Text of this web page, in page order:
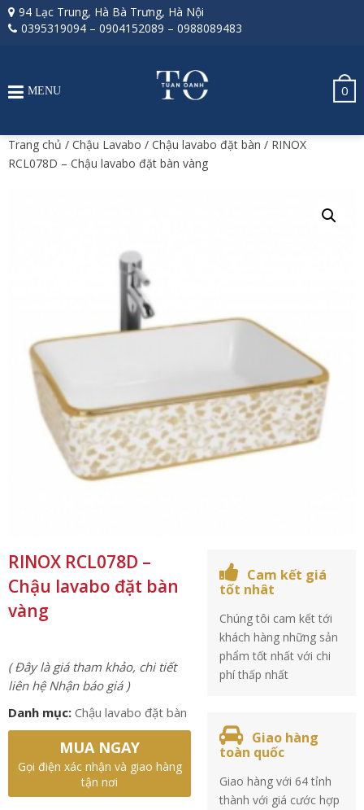
94 Lạc Trung, Hà Bà Trưng, Hà Nội
0395319094 – 0904152089 – 0988089483
0
MENU
Trang chủ / Chậu Lavabo / Chậu lavabo đặt bàn / RINOX
RCL078D – Chậu lavabo đặt bàn vàng
RINOX RCL078D –
Chậu lavabo đặt bàn
vàng
( Đây là giá tham khảo, chi tiết
liên hệ Nhận báo giá )
Danh mục: Chậu lavabo đặt bàn
MUA NGAY
Gọi điện xác nhận và giao hàng
tận nơi
Cam kết giá
tốt nhât
Chúng tôi cam kết tới
khách hàng những sản
phẩm tốt nhất với chi
phí thấp nhất
Giao hàng
toàn quốc
Giao hàng với 64 tỉnh
thành với giá cước hợp